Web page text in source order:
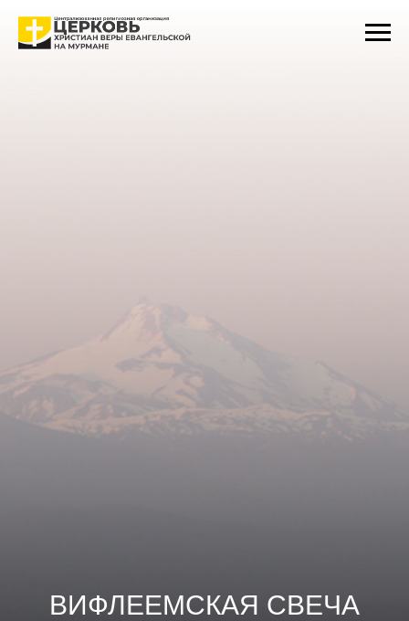
ВИФЛЕЕМСКАЯ СВЕЧА